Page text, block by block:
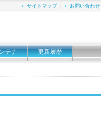
サイトマップ お問い合わせ
テナ 更新履歴